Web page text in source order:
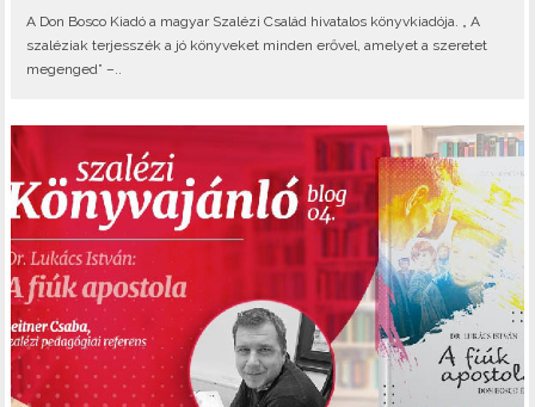
A Don Bosco Kiadó a magyar Szalézi Család hivatalos könyvkiadója. „ A
szaléziak terjesszék a jó könyveket minden erővel, amelyet a szeretet
megenged” –..